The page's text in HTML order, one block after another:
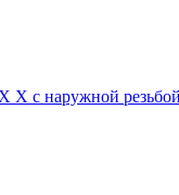
X с наружной